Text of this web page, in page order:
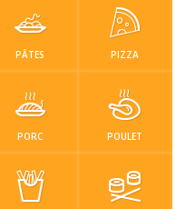
PÂTES PIZZA
PORC POULET